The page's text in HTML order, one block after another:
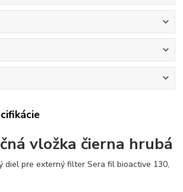
vložka čierna hrubá
diel pre externý filter Sera fil bioactive 130,